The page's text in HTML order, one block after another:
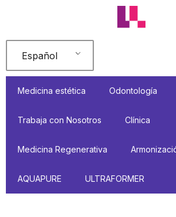
contenido
Español
Medicina estética Odontología
Trabaja con Nosotros Clínica
Medicina Regenerativa
AQUAPURE ULTRAFORMER